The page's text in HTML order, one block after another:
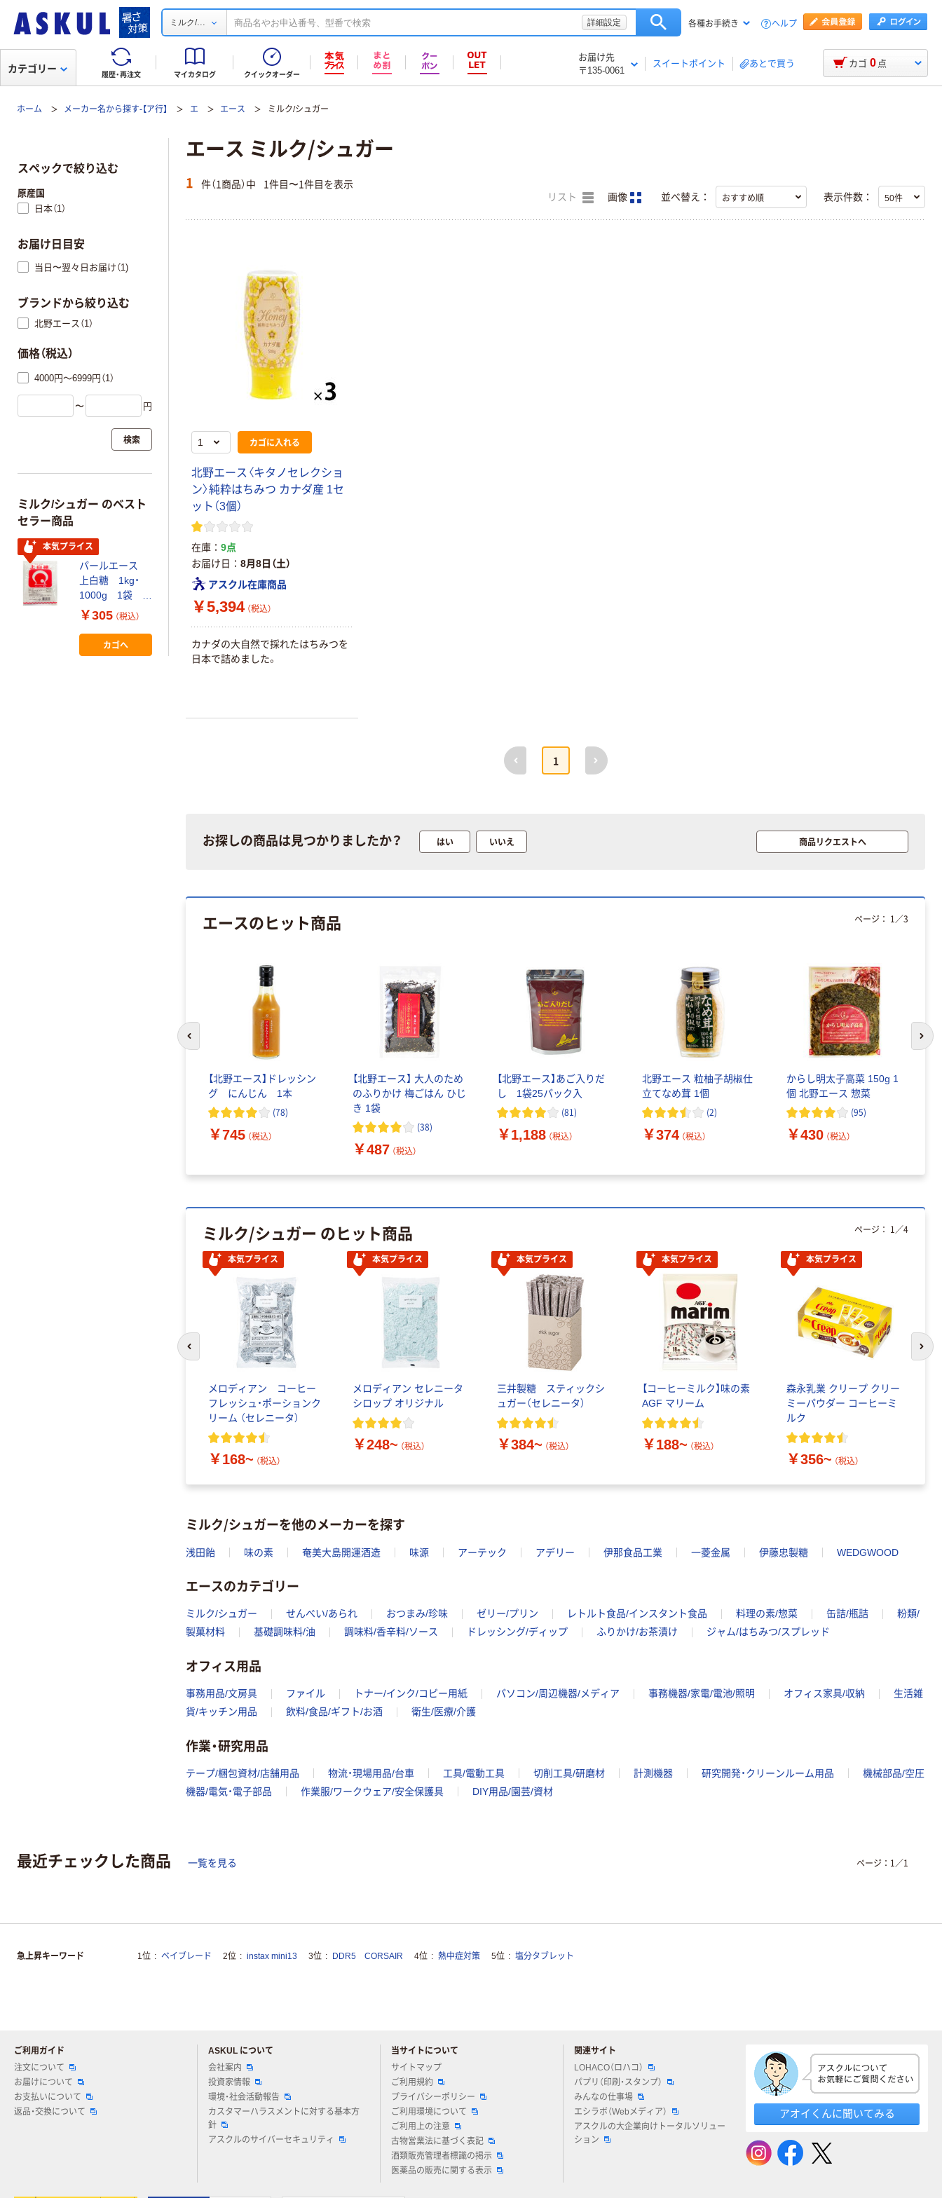
ミルク/... 詳細設定 各種お手続き ヘルプ
履歴・再注文 マイカタログ クイックオーダー
お届け先
〒135-0061
スイートポイント あとで買う
カテゴリー カゴ 0 点
ホーム メーカー名から探す-【ア行】 エ エース ミルク/シュガー
エース ミルク/シュガー
1 件（1商品）中 1件目〜1件目を表示
リスト 画像 並べ替え： 表示件数：
カゴに入れる
北野エース〈キタノセレクショ
ン〉純粋はちみつ カナダ産 1セ
ット（3個）
在庫
9点
お届け日
8月8日（土）
アスクル在庫商品
￥5,394 （税込）
カナダの大自然で採れたはちみつを
日本で詰めました。
前へ
1
次へ
お探しの商品は見つかりましたか？ はい いいえ 商品リクエストへ
エースのヒット商品
【北野エース】ドレッシン
グ にんじん 1本
(78)
￥745 （税込）
【北野エース】 大人のため
のふりかけ 梅ごはん ひじ
き 1袋
(38)
￥487 （税込）
【北野エース】あご入りだ
し 1袋25パック入
(81)
￥1,188 （税込）
北野エース 粒柚子胡椒仕
立てなめ茸 1個
(2)
￥374 （税込）
からし明太子高菜 150g 1
個 北野エース 惣菜
(95)
￥430 （税込）
ページ： 1 ／3
次
ミルク/シュガー のヒット商品
本気プライス
メロディアン コーヒー
フレッシュ・ポーションク
リーム （セレニータ）
￥168~ （税込）
本気プライス
メロディアン セレニータ
シロップ オリジナル
￥248~ （税込）
本気プライス
三井製糖 スティックシ
ュガー（セレニータ）
￥384~ （税込）
本気プライス
【コーヒーミルク】味の素
AGF マリーム
￥188~ （税込）
本気プライス
森永乳業 クリープ クリー
ミーパウダー コーヒーミ
ルク
￥356~ （税込）
ページ： 1 ／4
前のスライドへ 次
ミルク/シュガーを他のメーカーを探す
浅田飴 味の素 奄美大島開運酒造 味源 アーテック アデリー 伊那食品工業 一菱金属 伊藤忠製糖 WEDGWOOD
エースのカテゴリー
ミルク/シュガー せんべい/あられ おつまみ/珍味 ゼリー/プリン レトルト食品/インスタント食品 料理の素/惣菜 缶詰/瓶詰
粉類/
製菓材料
基礎調味料/油 調味料/香辛料/ソース ドレッシング/ディップ ふりかけ/お茶漬け ジャム/はちみつ/スプレッド
オフィス用品
事務用品/文房具 ファイル トナー/インク/コピー用紙 パソコン/周辺機器/メディア 事務機器/家電/電池/照明 オフィス家具/収納
生活雑
貨/キッチン用品
飲料/食品/ギフト/お酒 衛生/医療/介護
作業・研究用品
テープ/梱包資材/店舗用品 物流・現場用品/台車 工具/電動工具 切削工具/研磨材 計測機器 研究開発・クリーンルーム用品
機械部品/空圧
機器/電気・電子部品
作業服/ワークウェア/安全保護具 DIY用品/園芸/資材
スペックで絞り込む
原産国
日本（1）
お届け日目安
当日〜翌々日お届け（1)
ブランドから絞り込む
北野エース（1）
価格（税込）
4000円～6999円（1）
〜 円
検索
ミルク/シュガー のベスト
セラー商品
本気プライス
パールエース
上白糖 1kg・
1000g 1袋 白
砂糖 砂糖
￥305 （税込）
カゴへ
最近チェックした商品 一覧を見る ページ： 1 ／1
急上昇キーワード 1位 ベイブレード 2位 instax mini13 3位 DDR5 CORSAIR 4位 熱中症対策 5位 塩分タブレット
ご利用ガイド
注文について
お届けについて
お支払いについて
返品・交換について
ASKUL について
会社案内
投資家情報
環境・社会活動報告
カスタマーハラスメントに対する基本方
針
アスクルのサイバーセキュリティ
当サイトについて
サイトマップ
ご利用規約
プライバシーポリシー
ご利用環境について
ご利用上の注意
古物営業法に基づく表記
酒類販売管理者標識の掲示
医薬品の販売に関する表示
関連サイト
LOHACO（ロハコ）
パプリ（印刷・スタンプ）
みんなの仕事場
エシラボ（Webメディア）
アスクルの大企業向けトータルソリュー
ション
アオイくんに聞いてみる